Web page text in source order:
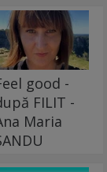
good -
FILIT -
Maria